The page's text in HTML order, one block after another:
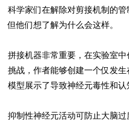
科学家们在解除对剪接机制的
但他们想了解为什么会这样。
拼接机器非常重要，在实验室
挑战，作者能够创建一个仅发
模型展示了导致神经元毒性和
抑制性神经元活动可防止大脑